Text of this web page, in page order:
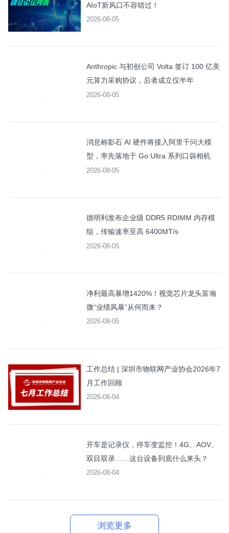
AIoT新风口不容错过！
2026-08-05
Anthropic 与初创公司 Volta 签订 100 亿美
元算力采购协议，后者成立仅半年
2026-08-05
消息称影石 AI 硬件将接入阿里千问大模
型，率先落地于 Go Ultra 系列口袋相机
2026-08-05
德明利发布企业级 DDR5 RDIMM 内存模
组，传输速率至高 6400MT/s
2026-08-05
净利最高暴增1420%！视觉芯片龙头富瀚
微“业绩风暴”从何而来？
2026-08-05
工作总结 | 深圳市物联网产业协会2026年7
月工作回顾
2026-08-04
开车是记录仪，停车变监控！4G、AOV、
双目双录……这台设备到底什么来头？
2026-08-04
浏览更多